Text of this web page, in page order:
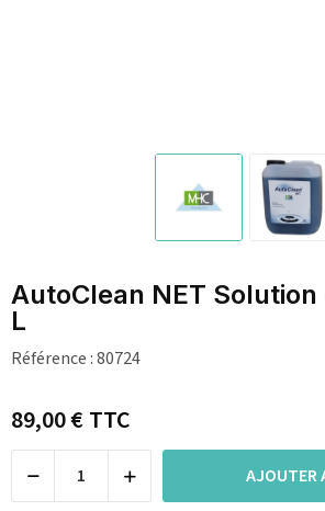
AutoClean NET
L
Référence :80724
89,00 €TTC
AJOUTER